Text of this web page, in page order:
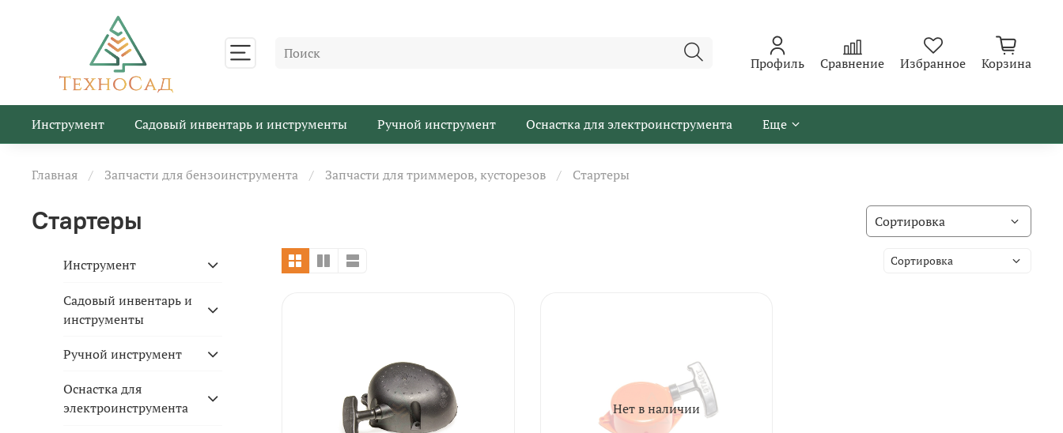
Профиль Сравнение Избранное Корзина
Инструмент Садовый инвентарь и инструменты Ручной инструмент Оснастка для электроинструмента Еще
Главная Запчасти для бензоинструмента Запчасти для триммеров, кусторезов Стартеры
Стартеры
Нет в наличии
Инструмент
Садовый инвентарь и
инструменты
Ручной инструмент
Оснастка для
электроинструмента